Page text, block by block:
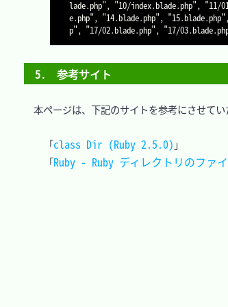
lade.php", "10/index.blade.php", "11/
e.php", "14.blade.php",
5.　参考サイト
本ページは、下記のサイトを参考にさせてい
「class Dir (Ruby 2.5.0) 」
「Ruby - Ruby ディレクトリのファ